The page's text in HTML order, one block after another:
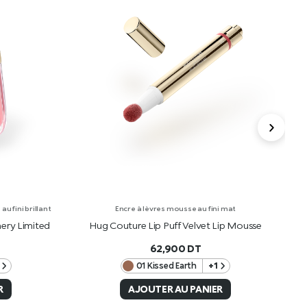
fini brillant
Limited
Encre à lèvres mousse au fini mat
Hug Couture Lip Puff Velvet Lip Mousse
62,900 DT
01 Kissed Earth +1
AJOUTER AU PANIER